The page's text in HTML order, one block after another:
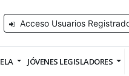
Acceso Usuarios
JÓVENES LEGISLADORES